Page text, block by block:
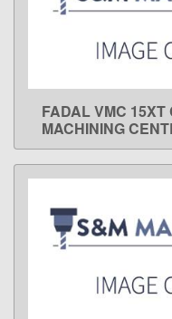
FADAL VMC
MACHINING